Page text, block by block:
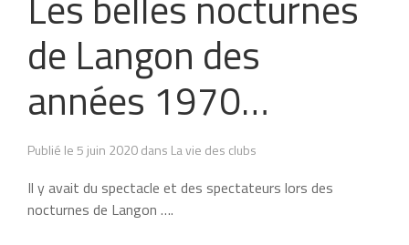
de Langon des
années 1970…
Publié le 5 juin 2020 dans La vie des clubs
Il y avait du spectacle et des spectateurs lors des
nocturnes de Langon ….